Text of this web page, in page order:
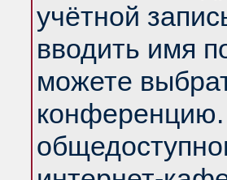
учётной
вводить имя
можете
конференцию.